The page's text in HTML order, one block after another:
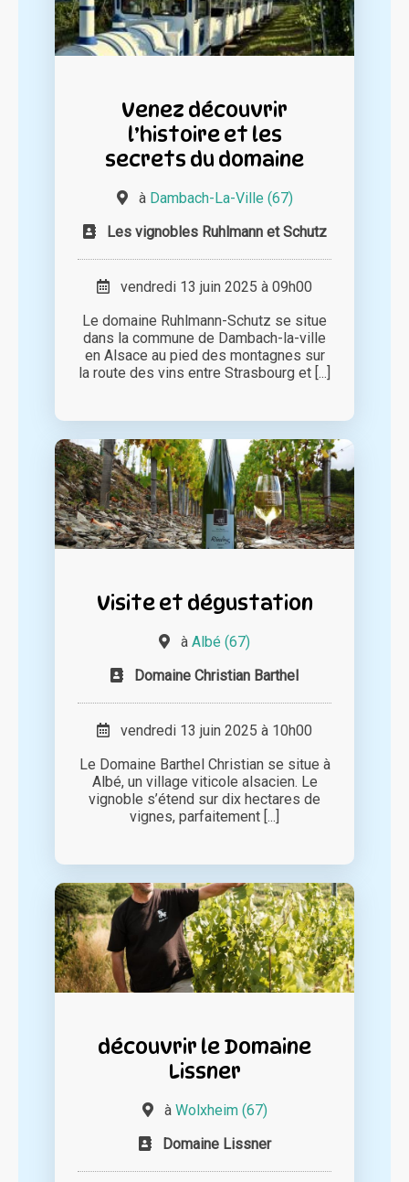
Venez découvrir
l’histoire et les
secrets du domaine
à Dambach-La-Ville (67)
Les vignobles Ruhlmann et Schutz
vendredi 13 juin 2025 à 09h00
Le domaine Ruhlmann-Schutz se situe
dans la commune de Dambach-la-ville
en Alsace au pied des montagnes sur
la route des vins entre Strasbourg et [...]
Visite et dégustation
à Albé (67)
Domaine Christian Barthel
vendredi 13 juin 2025 à 10h00
Le Domaine Barthel Christian se situe à
Albé, un village viticole alsacien. Le
vignoble s’étend sur dix hectares de
vignes, parfaitement [...]
découvrir le Domaine
Lissner
à Wolxheim (67)
Domaine Lissner